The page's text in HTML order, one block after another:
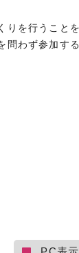
を行うこと
問わず参加す